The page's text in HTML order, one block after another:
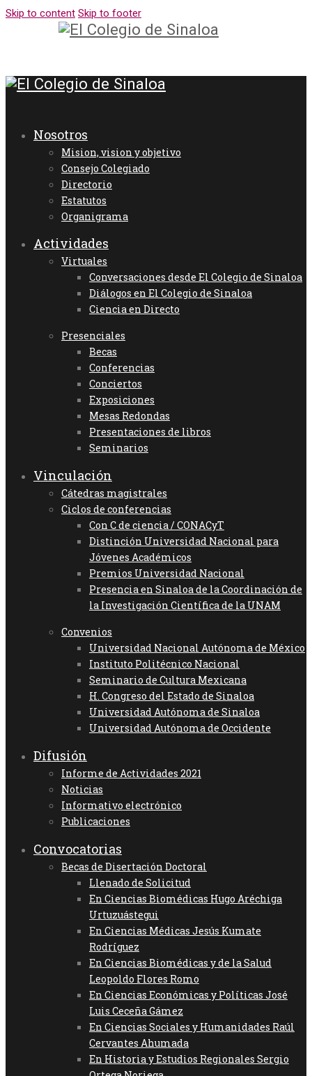
Skip to content Skip to footer
Nosotros
Mision, vision y objetivo
Consejo Colegiado
Directorio
Estatutos
Organigrama
Actividades
Virtuales
Conversaciones desde El Colegio de Sinaloa
Diálogos en El Colegio de Sinaloa
Ciencia en Directo
Presenciales
Becas
Conferencias
Conciertos
Exposiciones
Mesas Redondas
Presentaciones de libros
Seminarios
Vinculación
Cátedras magistrales
Ciclos de conferencias
Con C de ciencia / CONACyT
Distinción Universidad Nacional para
Jóvenes Académicos
Premios Universidad Nacional
Presencia en Sinaloa de la Coordinación de
la Investigación Científica de la UNAM
Convenios
Universidad Nacional Autónoma de México
Instituto Politécnico Nacional
Seminario de Cultura Mexicana
H. Congreso del Estado de Sinaloa
Universidad Autónoma de Sinaloa
Universidad Autónoma de Occidente
Difusión
Informe de Actividades 2021
Noticias
Informativo electrónico
Publicaciones
Convocatorias
Becas de Disertación Doctoral
Llenado de Solicitud
En Ciencias Biomédicas Hugo Aréchiga
Urtuzuástegui
En Ciencias Médicas Jesús Kumate
Rodríguez
En Ciencias Biomédicas y de la Salud
Leopoldo Flores Romo
En Ciencias Económicas y Políticas José
Luis Ceceña Gámez
En Ciencias Sociales y Humanidades Raúl
Cervantes Ahumada
En Historia y Estudios Regionales Sergio